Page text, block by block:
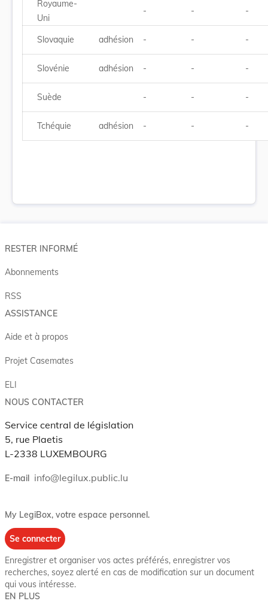
Royaume-
Uni
- - -
Slovaquie adhésion - - -
Slovénie adhésion - - -
Suède - - -
Tchéquie adhésion - - -
RESTER INFORMÉ
Abonnements
RSS
ASSISTANCE
Aide et à propos
Projet Casemates
ELI
NOUS CONTACTER
Service central de législation
5, rue Plaetis
L-2338 LUXEMBOURG
E-mail info@legilux.public.lu
My LegiBox, votre espace personnel.
Se connecter
Enregistrer et organiser vos actes préférés, enregistrer vos
recherches, soyez alerté en cas de modification sur un document
qui vous intéresse.
EN PLUS